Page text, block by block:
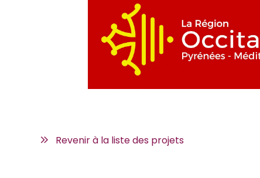
Revenir à la liste des projets